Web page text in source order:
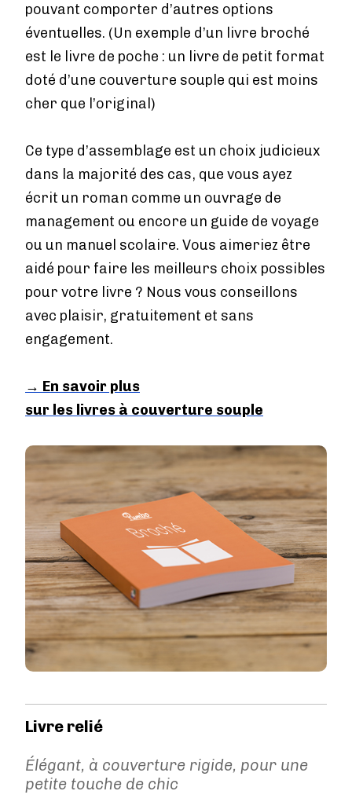
pouvant comporter d’autres options
éventuelles. (Un exemple d’un livre broché
est le livre de poche : un livre de petit format
doté d’une couverture souple qui est moins
cher que l’original)
Ce type d’assemblage est un choix judicieux
dans la majorité des cas, que vous ayez
écrit un roman comme un ouvrage de
management ou encore un guide de voyage
ou un manuel scolaire. Vous aimeriez être
aidé pour faire les meilleurs choix possibles
pour votre livre ? Nous vous conseillons
avec plaisir, gratuitement et sans
engagement.
→ En savoir plus
sur les livres à couverture souple
Image
Livre relié
Élégant, à couverture rigide, pour une
petite touche de chic